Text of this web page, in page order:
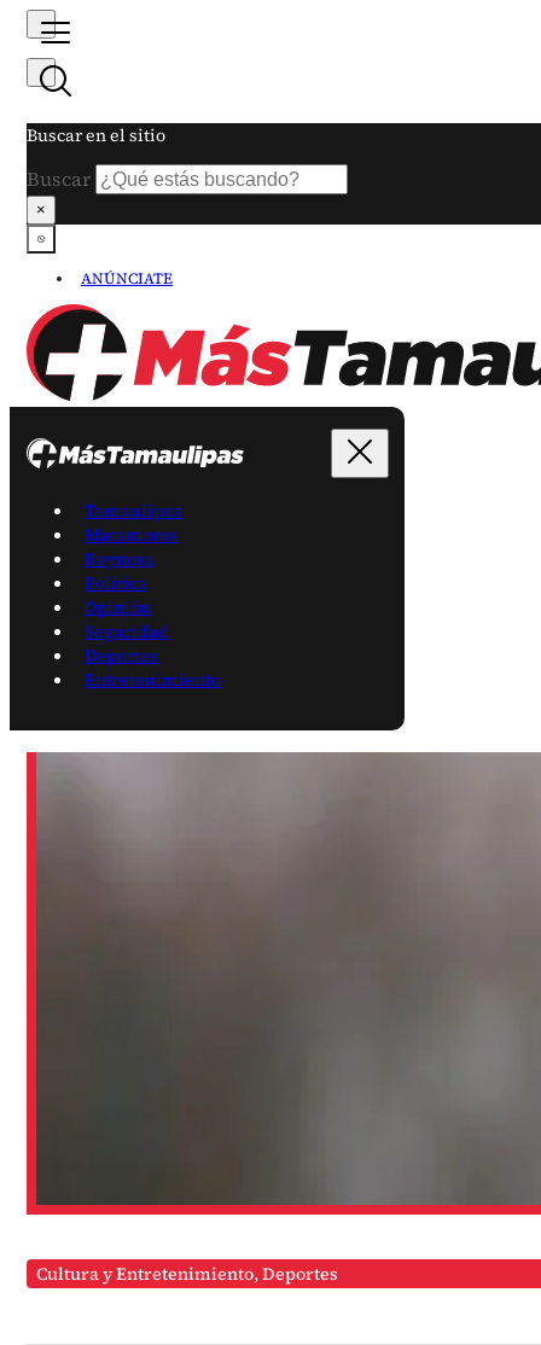
Buscar en el sitio
Buscar
×
ANÚNCIATE
Tamaulipas
Matamoros
Reynosa
Política
Opinión
Seguridad
Deportes
Entretenimiento
Cultura y Entretenimiento,Deportes